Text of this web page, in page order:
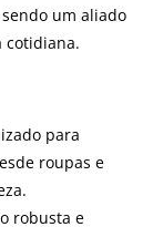
um aliado
cotidiana.
para
roupas e
robusta e